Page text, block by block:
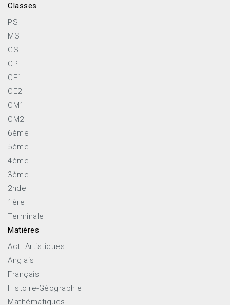
Classes
PS
MS
GS
CP
CE1
CE2
CM1
CM2
6ème
5ème
4ème
3ème
2nde
1ère
Terminale
Matières
Act. Artistiques
Anglais
Français
Histoire-Géographie
Mathématiques